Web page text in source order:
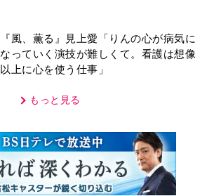
『風、薫る』見上愛「りんの心が病気に
なっていく演技が難しくて。看護は想像
以上に心を使う仕事」
もっと見る